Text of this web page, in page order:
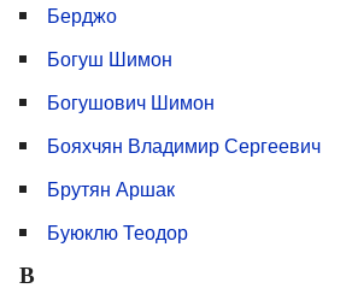
Берджо
Богуш Шимон
Богушович Шимон
Бояхчян Владимир Сергеевич
Брутян Аршак
Буюклю Теодор
В